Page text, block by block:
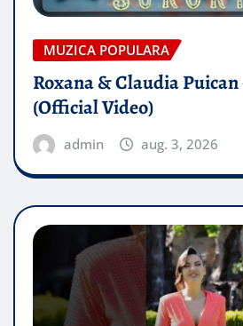
MUZICA POPULARA
Roxana & Claudia
(Official Video)
admin aug. 3, 2026